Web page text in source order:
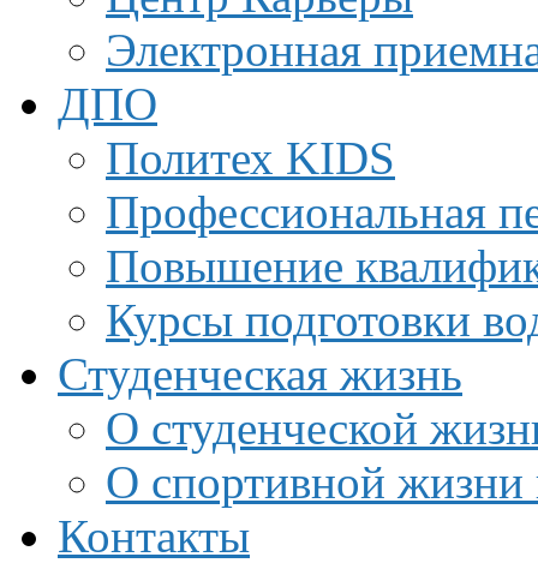
Электронная
ДПО
Политех KIDS
Профессиональная
Повышение
Курсы подготовки
Студенческая жизнь
О студенческой
О спортивной жизни
Контакты